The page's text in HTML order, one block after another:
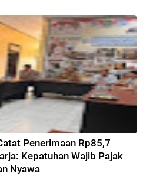
Penerimaan Rp85,7
Kepatuhan Wajib Pajak
Nyawa